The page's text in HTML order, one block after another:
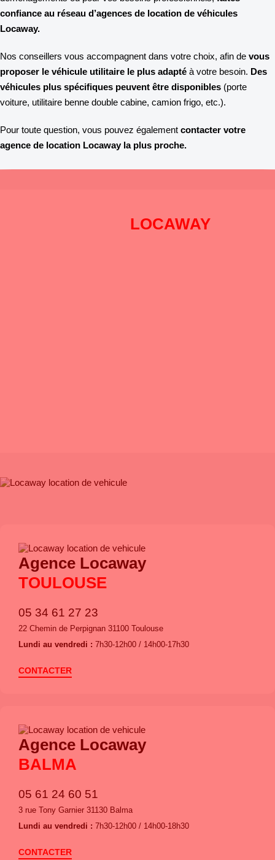
confiance au réseau d’agences de location de véhicules
Locaway.
Nos conseillers vous accompagnent dans votre choix, afin de vous
proposer le véhicule utilitaire le plus adapté à votre besoin. Des
véhicules plus spécifiques peuvent être disponibles (porte
voiture, utilitaire benne double cabine, camion frigo, etc.).
Pour toute question, vous pouvez également contacter votre
agence de location Locaway la plus proche.
LOCAWAY
Agence Locaway
TOULOUSE
05 34 61 27 23
22 Chemin de Perpignan 31100 Toulouse
Lundi au vendredi : 7h30-12h00 / 14h00-17h30
CONTACTER
Agence Locaway
BALMA
05 61 24 60 51
3 rue Tony Garnier 31130 Balma
Lundi au vendredi : 7h30-12h00 / 14h00-18h30
CONTACTER